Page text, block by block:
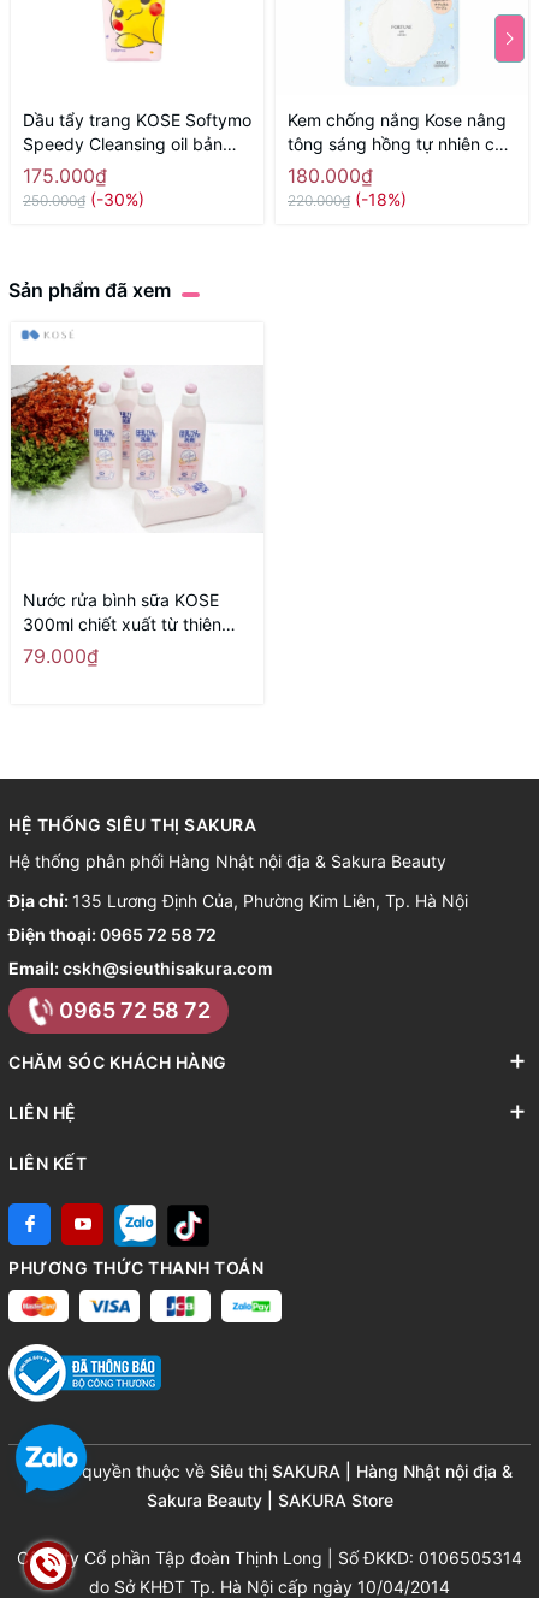
Dầu tẩy trang KOSE Softymo
Speedy Cleansing oil bản
hoạt hình Pokemon 240ml -
Hàng Nhật nội địa
175.000₫
250.000₫ (-30%)
Kem chống nắng Kose nâng
tông sáng hồng tự nhiên che
phủ lỗ chân lông Kose 30ml -
Hàng Nhật nội địa
180.000₫
220.000₫ (-18%)
Sản phẩm đã xem
Nước rửa bình sữa KOSE
300ml chiết xuất từ thiên
nhiên- Hàng Nhật nội địa
79.000₫
HỆ THỐNG SIÊU THỊ SAKURA
Hệ thống phân phối Hàng Nhật nội địa & Sakura Beauty
Địa chỉ: 135 Lương Định Của, Phường Kim Liên, Tp. Hà Nội
Điện thoại:0965 72 58 72
Email:cskh@sieuthisakura.com
0965 72 58 72
CHĂM SÓC KHÁCH HÀNG
LIÊN HỆ
LIÊN KẾT
PHƯƠNG THỨC THANH TOÁN
© Bản quyền thuộc về Siêu thị SAKURA | Hàng Nhật nội địa &
Sakura Beauty | SAKURA Store
Công ty Cổ phần Tập đoàn Thịnh Long | Số ĐKKD: 0106505314
do Sở KHĐT Tp. Hà Nội cấp ngày 10/04/2014